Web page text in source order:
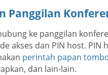
Panggilan
ke panggilan
akses dan PIN host.
perintah papan
dan lain-lain.